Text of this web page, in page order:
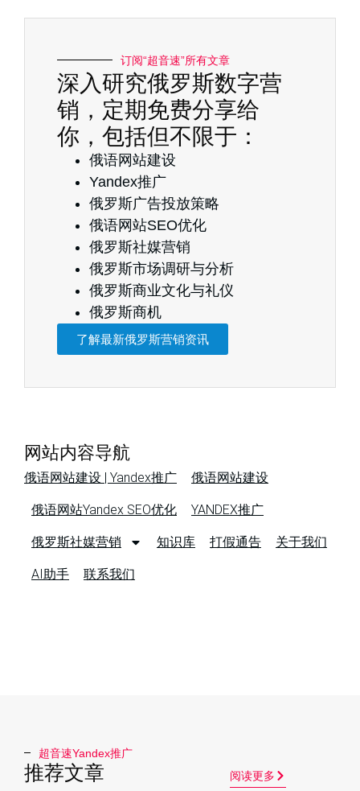
订阅“超音速”所有文章
深入研究俄罗斯数字营
销，定期免费分享给
你，包括但不限于：
俄语网站建设
Yandex推广
俄罗斯广告投放策略
俄语网站SEO优化
俄罗斯社媒营销
俄罗斯市场调研与分析
俄罗斯商业文化与礼仪
俄罗斯商机
了解最新俄罗斯营销资讯
网站内容导航
俄语网站建设 | Yandex推广 俄语网站建设
俄语网站Yandex SEO优化 YANDEX推广
俄罗斯社媒营销 知识库 打假通告 关于我们
AI助手 联系我们
超音速Yandex推广​
推荐文章 阅读更多